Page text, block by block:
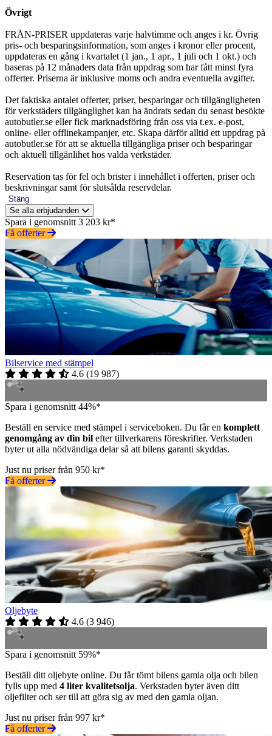
Övrigt
FRÅN-PRISER uppdateras varje halvtimme och anges i kr. Övrig
pris- och besparingsinformation, som anges i kronor eller procent,
uppdateras en gång i kvartalet (1 jan., 1 apr., 1 juli och 1 okt.) och
baseras på 12 månaders data från uppdrag som har fått minst fyra
offerter. Priserna är inklusive moms och andra eventuella avgifter.
Det faktiska antalet offerter, priser, besparingar och tillgängligheten
för verkstäders tillgänglighet kan ha ändrats sedan du senast besökte
autobutler.se eller fick marknadsföring från oss via t.ex. e-post,
online- eller offlinekampanjer, etc. Skapa därför alltid ett uppdrag på
autobutler.se för att se aktuella tillgängliga priser och besparingar
och aktuell tillgänlihet hos valda verkstäder.
Reservation tas för fel och brister i innehållet i offerten, priser och
beskrivningar samt för slutsålda reservdelar.
Stäng
Se alla erbjudanden
Spara i genomsnitt 3 203 kr*
Få offerter
Bilservice med stämpel
4.6 (19 987)
Spara i genomsnitt 44%*
Beställ en service med stämpel i serviceboken. Du får en komplett
genomgång av din bil efter tillverkarens föreskrifter. Verkstaden
byter ut alla nödvändiga delar så att bilens garanti skyddas.
Just nu priser från 950 kr*
Få offerter
Oljebyte
4.6 (3 946)
Spara i genomsnitt 59%*
Beställ ditt oljebyte online. Du får tömt bilens gamla olja och bilen
fylls upp med 4 liter kvalitetsolja. Verkstaden byter även ditt
oljefilter och ser till att göra sig av med den gamla oljan.
Just nu priser från 997 kr*
Få offerter